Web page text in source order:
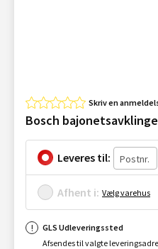
Skriv en
Bosch
Leveres til:
Afhent i: Vælg varehus
GLS Udleveringssted
Afsendes til valgte